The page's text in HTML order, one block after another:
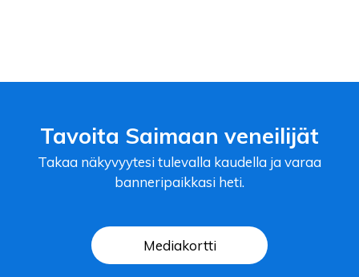
Tavoita Saimaan veneilijät
Takaa näkyvyytesi tulevalla kaudella ja varaa
banneripaikkasi heti.
Mediakortti